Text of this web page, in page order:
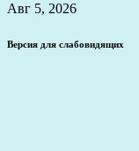
Авг 5, 2026
Версия для слабовидящих